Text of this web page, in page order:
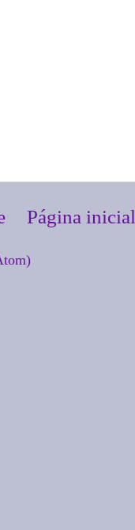
Página inicial